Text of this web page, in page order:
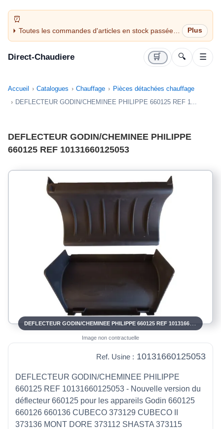
Toutes les commandes d'articles en stock passées
avant 14H sont expédiées le jour même (jours
Direct-Chaudiere 🛒 🔍 ☰
Accueil Catalogues Chauffage
Pièces détachées chauffage
DEFLECTEUR GODIN/CHEMINEE PHILIPPE 660125 REF 1...
DEFLECTEUR GODIN/CHEMINEE PHILIPPE
660125 REF 10131660125053
DEFLECTEUR GODIN/CHEMINEE PHILIPPE 660125 REF 10131660125053
Image non contractuelle
Ref. Usine : 10131660125053
DEFLECTEUR GODIN/CHEMINEE PHILIPPE
660125 REF 10131660125053 - Nouvelle version du
déflecteur 660125 pour les appareils Godin 660125
660126 660136 CUBECO 373129 CUBECO II
373136 MONT DORE 373112 SHASTA 373115